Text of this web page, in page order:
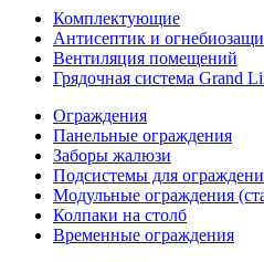
Комплектующие
Антисептик и
Вентиляция помещений
Грядочная система Grand
Ограждения
Панельные ограждения
Заборы жалюзи
Подсистемы для
Модульные ограждения
Колпаки на столб
Временные ограждения